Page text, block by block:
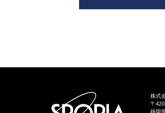
株式
〒
静岡